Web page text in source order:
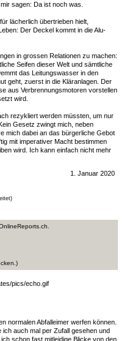
sagen: Da ist noch was.
lächerlich übertrieben hielt,
Der Deckel kommt in die Alu-
in grossen Relationen zu machen:
Seifen dieser Welt und sämtliche
das Leitungswasser in den
geht, zuerst in die Kläranlagen. Der
aus Verbrennungsmotoren vorstellen
wird.
rezykliert werden müssten, um nur
Gesetz zwingt mich, neben
mich dabei an das bürgerliche Gebot
mit imperativer Macht bestimmen
wird. Ich kann einfach nicht mehr
1. Januar 2020
normalen Abfalleimer werfen können.
auch mal per Zufall gesehen und
schon fast mitleidige Blicke von den